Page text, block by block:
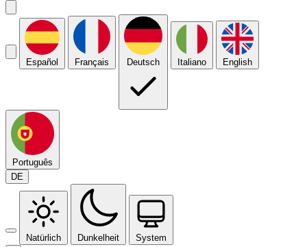
Español Français Deutsch Italiano English
Português
DE
Natürlich Dunkelheit System